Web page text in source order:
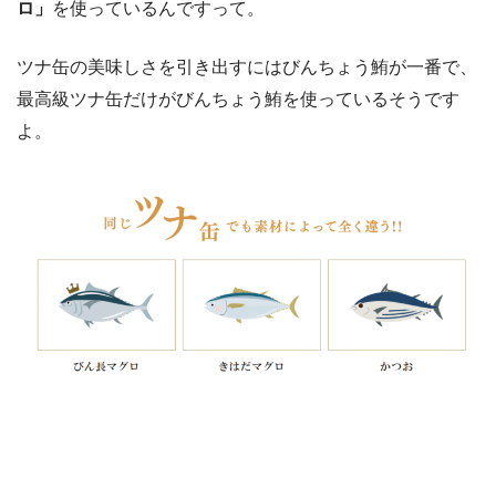
ロ」 を使っているんですって。
ツナ缶の美味しさを引き出すにはびんちょう鮪が一番で、
最高級ツナ缶だけがびんちょう鮪を使っているそうです
よ。